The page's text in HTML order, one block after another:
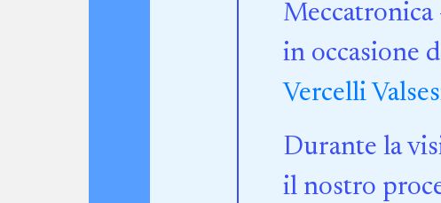
Meccatronica
in occasione
Vercelli
Durante la
il nostro